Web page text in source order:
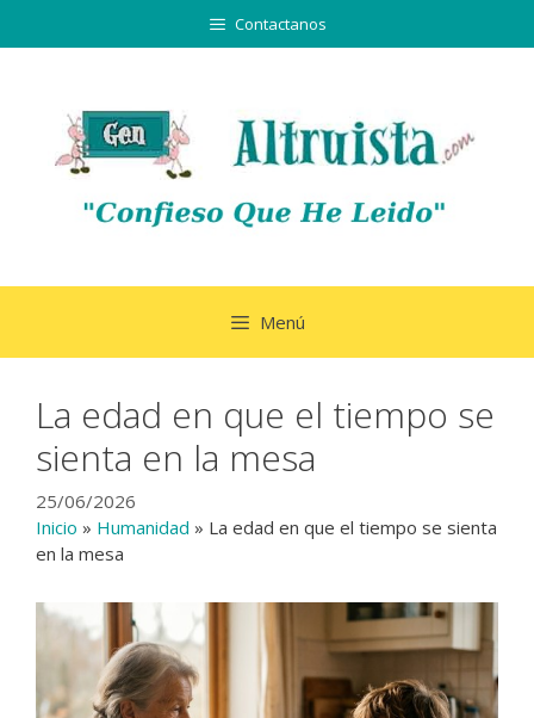
Contactanos
Menú
La edad en que el tiempo se
sienta en la mesa
25/06/2026
Inicio » Humanidad » La edad en que el tiempo se sienta
en la mesa